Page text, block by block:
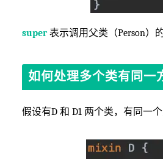
super表示调用父类（Person）的
如何处理多个类有同一
假设有D 和 D1 两个类，有同一个